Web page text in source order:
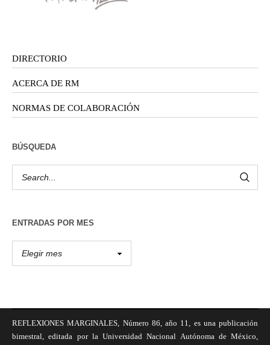
DIRECTORIO
ACERCA DE RM
NORMAS DE COLABORACIÓN
BÚSQUEDA
ENTRADAS POR MES
REFLEXIONES MARGINALES, Número 86, año 11, es una publicación
bimestral, editada por la Universidad Nacional Autónoma de México,